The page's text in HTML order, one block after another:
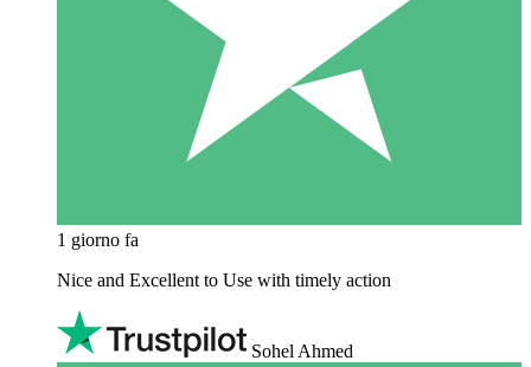
1 giorno fa
Nice and Excellent to Use with timely action
Sohel Ahmed